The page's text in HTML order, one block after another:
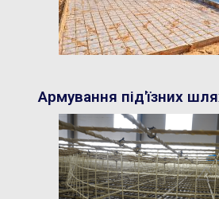
Армування під'їзних